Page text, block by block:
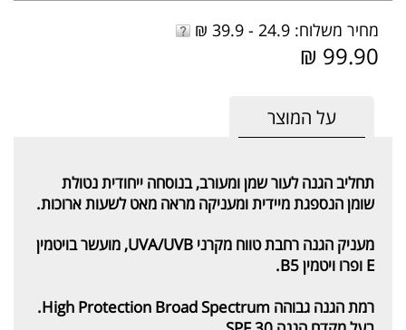
מחיר משלוח: 24.9 - 39.9 ₪
99.90 ₪
על המוצר
תחליב הגנה לעור שמן ומעורב, בנוסחה ייחודית נטולת
שומן הנספגת מיידית ומעניקה מראה מאט לשעות ארוכות.
מעניק הגנה רחבת טווח מקרני UVA/UVB, מועשר בויטמין
E ופרו ויטמין B5.
רמת הגנה גבוהה High Protection Broad Spectrum.